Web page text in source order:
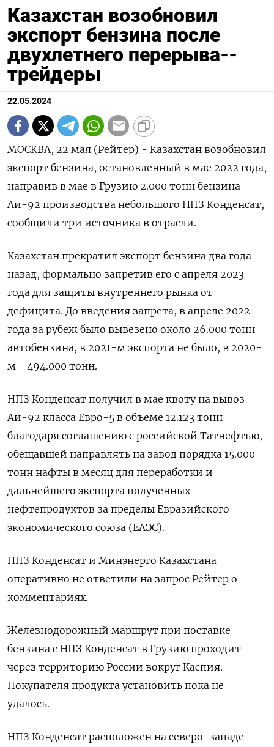
Казахстан возобновил
экспорт бензина после
двухлетнего перерыва--
трейдеры
22.05.2024
МОСКВА, 22 мая (Рейтер) - Казахстан возобновил
экспорт бензина, остановленный в мае 2022 года,
направив в мае в Грузию 2.000 тонн бензина
Аи-92 производства небольшого НПЗ Конденсат,
сообщили три источника в отрасли.
Казахстан прекратил экспорт бензина два года
назад, формально запретив его с апреля 2023
года для защиты внутреннего рынка от
дефицита. До введения запрета, в апреле 2022
года за рубеж было вывезено около 26.000 тонн
автобензина, в 2021-м экспорта не было, в 2020-
м - 494.000 тонн.
НПЗ Конденсат получил в мае квоту на вывоз
Аи-92 класса Евро-5 в объеме 12.123 тонн
благодаря соглашению с российской Татнефтью,
обещавшей направлять на завод порядка 15.000
тонн нафты в месяц для переработки и
дальнейшего экспорта полученных
нефтепродуктов за пределы Евразийского
экономического союза (ЕАЭС).
НПЗ Конденсат и Минэнерго Казахстана
оперативно не ответили на запрос Рейтер о
комментариях.
Железнодорожный маршрут при поставке
бензина с НПЗ Конденсат в Грузию проходит
через территорию России вокруг Каспия.
Покупателя продукта установить пока не
удалось.
НПЗ Конденсат расположен на северо-западе